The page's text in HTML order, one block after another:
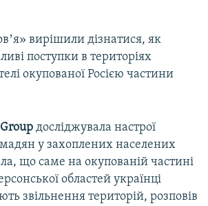
вирішили дізнатися, як
поступки в територіях
окупованої Росією частини
досліджувала настрої
у захоплених населених
що саме на окупованій частині
областей українці
звільнення територій, розповів